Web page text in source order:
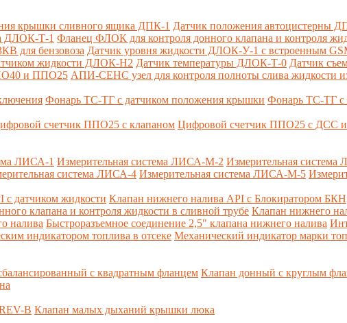
крышки сливного ящика ДПК-1 Датчик положения автоцистерны
ДЛОК-Т-1 Фланец ФЛОК для контроля донного клапана и контроля
для бензовоза Датчик уровня жидкости ДЛОК-У-1 с встроенным
жидкости ДЛОК-Н2 Датчик температуры ДЛОК-Т-0 Датчик
и ППО25 АПИ-СЕНС узел для контроля полноты слива жидкости
Фонарь ТС-ТГ с датчиком положения крышки Фонарь ТС-ТГ с
счетчик ППО25 с клапаном Цифровой счетчик ППО25 с ДСС и
ЛИСА-1 Измерительная система ЛИСА-М-2 Измерительная система
система ЛИСА-4 Измерительная система ЛИСА-М-5
датчиком жидкости Клапан нижнего налива API с Блокиратором БКН
клапана и контроля жидкости в сливной трубе Клапан нижнего
налива Быстроразъемное соединение 2,5" клапана нижнего налива
индикатором топлива в отсеке Механический индикатор марки
с квадратным фланцем Клапан донный с круглым
B Клапан малых дыханий крышки люка